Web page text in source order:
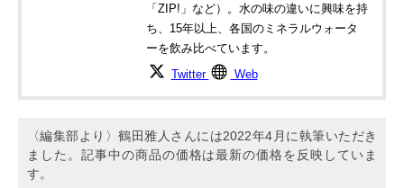
「ZIP!」など）。水の味の違いに興味を持
ち、15年以上、各国のミネラルウォータ
ーを飲み比べています。
Twitter Web
〈編集部より〉鶴田雅人さんには2022年4月に執筆いただき
ました。記事中の商品の価格は最新の価格を反映していま
す。